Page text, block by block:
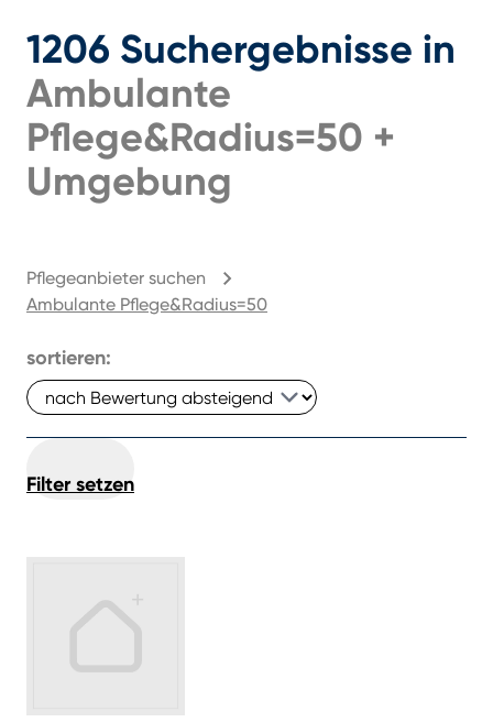
1206 Suchergebnisse in
Ambulante
Pflege&radius=50 +
Umgebung
Pflegeanbieter suchen
Ambulante Pflege&radius=50
sortieren:
Filter setzen